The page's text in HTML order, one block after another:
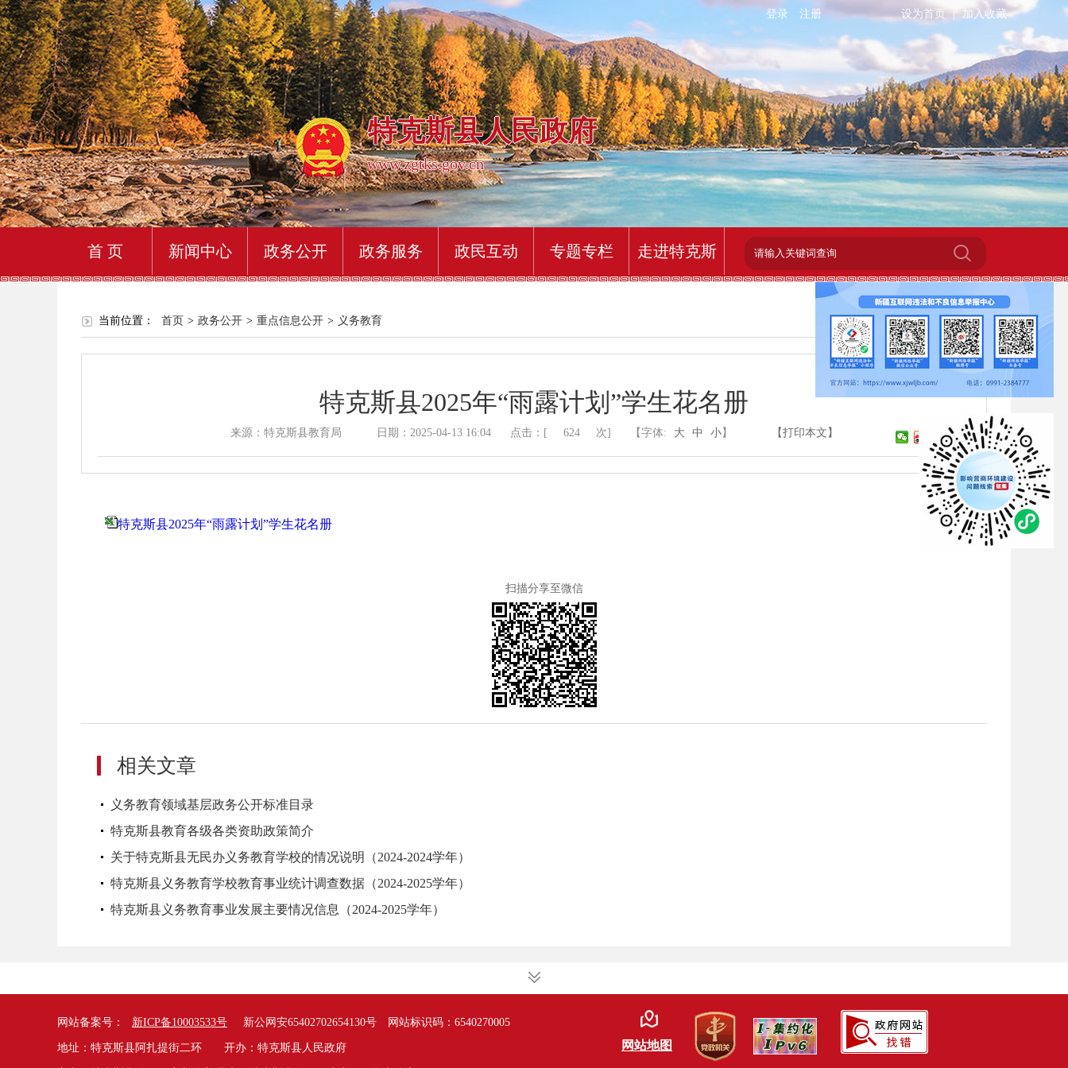
设为首页 | 加入收藏
登录 注册
特克斯县人民政府
www.zgtks.gov.cn
首 页 新闻中心 政务公开 政务服务 政民互动 专题专栏 走进特克斯
当前位置： 首页 > 政务公开 > 重点信息公开 > 义务教育
特克斯县2025年“雨露计划”学生花名册
来源：特克斯县教育局 日期：2025-04-13 16:04 点击：[ 624 次] 【字体: 大 中 小】 【打印本文】
特克斯县2025年“雨露计划”学生花名册
扫描分享至微信
相关文章
义务教育领域基层政务公开标准目录
特克斯县教育各级各类资助政策简介
关于特克斯县无民办义务教育学校的情况说明（2024-2024学年）
特克斯县义务教育学校教育事业统计调查数据（2024-2025学年）
特克斯县义务教育事业发展主要情况信息（2024-2025学年）
网站备案号： 新ICP备10003533号 新公网安65402702654130号 网站标识码：6540270005
地址：特克斯县阿扎提街二环 开办：特克斯县人民政府 网站地图